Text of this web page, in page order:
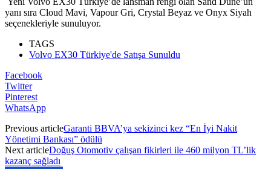
yanı sıra Cloud Mavi, Vapour Gri, Crystal Beyaz ve Onyx Siyah
seçenekleriyle sunuluyor.
TAGS
Volvo EX30 Türkiye'de Satışa Sunuldu
Facebook
Twitter
Pinterest
WhatsApp
Previous articleGaranti BBVA’ya sekizinci kez “En İyi Nakit
Yönetimi Bankası” ödülü
Next articleDoğuş Otomotiv çalışan fikirleri ile 460 milyon TL’lik
kazanç sağladı